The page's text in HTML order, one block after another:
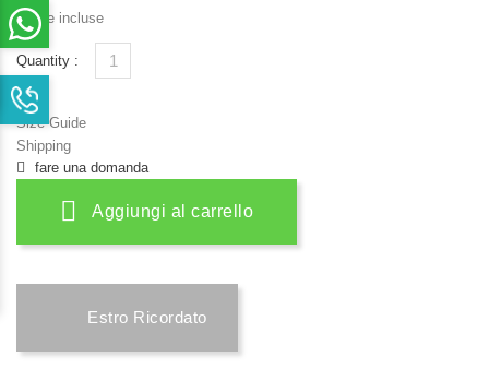
Tasse incluse
Quantity :
Size Guide
Shipping
fare una domanda
Aggiungi al carrello
Estro Ricordato